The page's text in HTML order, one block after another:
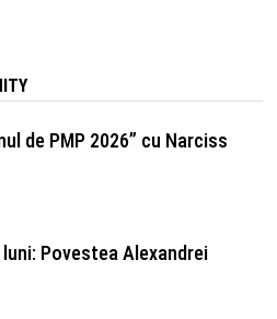
de PMP 2026” cu Narciss
luni: Povestea Alexandrei